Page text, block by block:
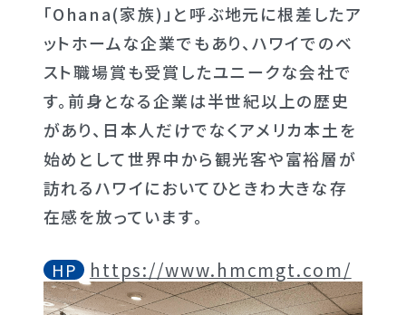
「Ohana(家族)」と呼ぶ地元に根差したア
ットホームな企業でもあり、ハワイでのベ
スト職場賞も受賞したユニークな会社で
す。前身となる企業は半世紀以上の歴史
があり、日本人だけでなくアメリカ本土を
始めとして世界中から観光客や富裕層が
訪れるハワイにおいてひときわ大きな存
在感を放っています。
HP https://www.hmcmgt.com/